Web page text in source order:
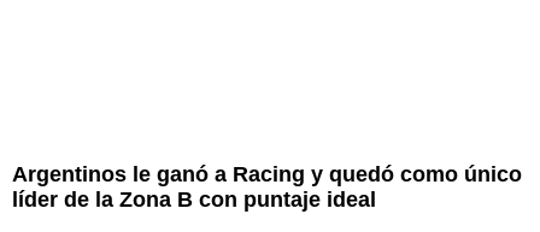
Argentinos le ganó a Racing y quedó como único
líder de la Zona B con puntaje ideal